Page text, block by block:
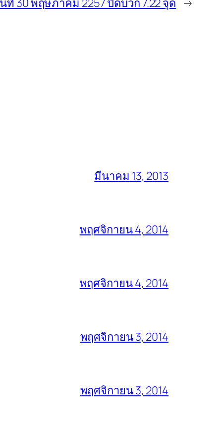
30 พฤษภาคม 2257 ปิดบวก 7.22 จุด →
มีนาคม 13, 2013
พฤศจิกายน 4, 2014
พฤศจิกายน 4, 2014
พฤศจิกายน 3, 2014
พฤศจิกายน 3, 2014